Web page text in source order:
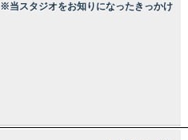
※当スタジオをお知りになったきっかけ